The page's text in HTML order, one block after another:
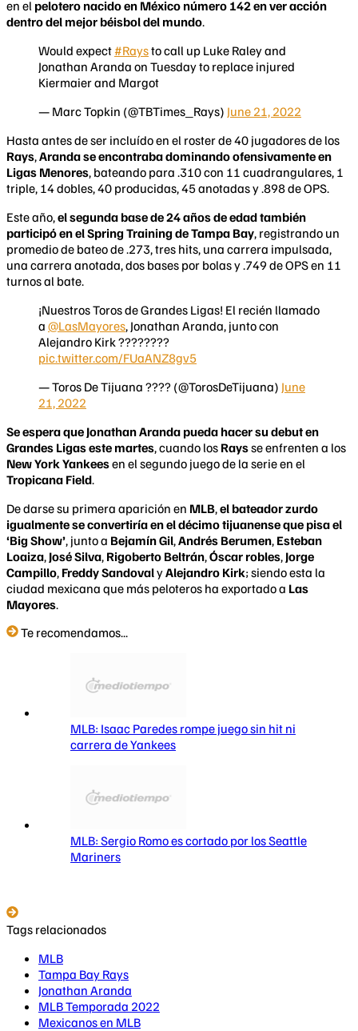
en el pelotero nacido en México número 142 en ver acción
dentro del mejor béisbol del mundo.
Would expect #Raysto call up Luke Raley and
Jonathan Aranda on Tuesday to replace injured
Kiermaier and Margot
— Marc Topkin (@TBTimes_Rays) June 21, 2022
Hasta antes de ser incluído en el roster de 40 jugadores de los
Rays,Aranda se encontraba dominando ofensivamente en
Ligas Menores, bateando para .310 con 11 cuadrangulares, 1
triple, 14 dobles, 40 producidas, 45 anotadas y .898 de OPS.
Este año,el segunda base de 24 años de edad también
participó en el Spring Training de Tampa Bay, registrando un
promedio de bateo de .273, tres hits, una carrera impulsada,
una carrera anotada, dos bases por bolas y .749 de OPS en 11
turnos al bate.
¡Nuestros Toros de Grandes Ligas! El recién llamado
a @LasMayores, Jonathan Aranda, junto con
Alejandro Kirk ????????
pic.twitter.com/FUaANZ8gv5
— Toros De Tijuana ???? (@TorosDeTijuana) June
21, 2022
Se espera que Jonathan Aranda pueda hacer su debut en
Grandes Ligas este martes, cuando los Raysse enfrenten a los
New York Yankeesen el segundo juego de la serie en el
Tropicana Field.
De darse su primera aparición en MLB,el bateador zurdo
igualmente se convertiría en el décimo tijuanense que pisa el
‘Big Show’, junto a Bejamín Gil,Andrés Berumen, Esteban
Loaiza, José Silva, Rigoberto Beltrán,Óscar robles, Jorge
Campillo, Freddy SandovalyAlejandro Kirk; siendo esta la
ciudad mexicana que más peloteros ha exportado a Las
Mayores.
Te recomendamos...
MLB: Isaac Paredes rompe juego sin hit ni
carrera de Yankees
MLB: Sergio Romo es cortado por los Seattle
Mariners
Tags relacionados
MLB
Tampa Bay Rays
Jonathan Aranda
MLB Temporada 2022
Mexicanos en MLB